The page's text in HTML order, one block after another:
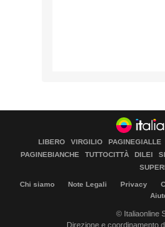
LIBERO VIRGILIO PAGINEGIALLE
PAGINEBIANCHE
TUTTOCITTÀ DILEI
Chi siamo Note Legali Privacy
© Italiaonline
Direzione e coordinamento